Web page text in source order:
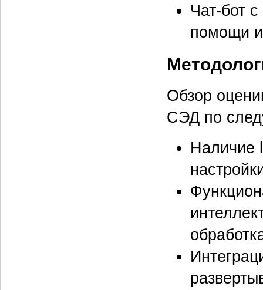
Чат-бот
помощи
Обзор
СЭД по
Наличие